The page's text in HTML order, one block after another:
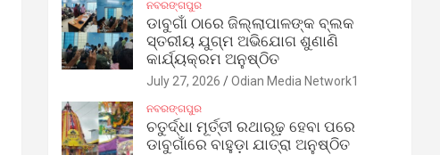
ନବରଙ୍ଗପୁର
ଡାବୁଗାଁ ଠାରେ ଜିଲ୍ଲାପାଳଙ୍କ ବ୍ଲକ
ସ୍ତରୀୟ ଯୁଗ୍ମ ଅଭିଯୋଗ ଶୁଣାଣି
କାର୍ଯ୍ୟକ୍ରମ ଅନୁଷ୍ଠିତ
July 27, 2026 Odian Media Network1
ନବରଙ୍ଗପୁର
ଚତୁର୍ଦ୍ଧା ମୂର୍ତ୍ତୀ ରଥାରୂଢ଼ ହେବା ପରେ
ଡାବୁଗାଁରେ ବାହୁଡ଼ା ଯାତ୍ରା ଅନୁଷ୍ଠିତ